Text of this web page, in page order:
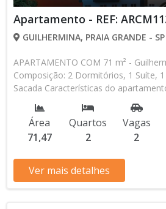
Apartamento - REF:
GUILHERMINA, PRAIA GRANDE - SP
APARTAMENTO COM 71 m² -
Composição: 2 Dormitórios, 1 Suíte,
Sacada Características do
Elevador de Serviço, Acessibilidade,
Salão de Jogos, Salão de Festas,
Churrasqueira Aceita Financiamento
Construtora Lançamento, Em Obras
655.336,00 valor Total * Os valores e
ser alterados sem prévio aviso. Favor
Área
71,47
Quartos
2
Vagas
2
Ver mais detalhes